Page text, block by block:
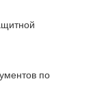
по